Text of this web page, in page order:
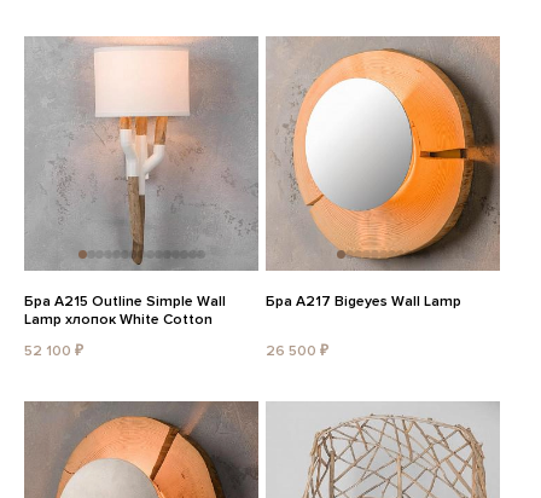
Бра A215 Outline Simple Wall
Lamp хлопок White Cotton
52 100 ₽
Бра A217 Bigeyes Wall Lamp
26 500 ₽